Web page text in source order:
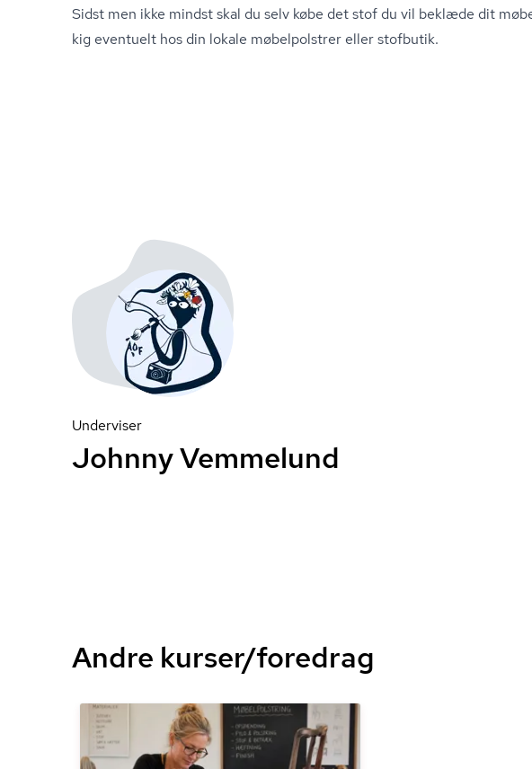
Sidst men ikke mindst skal du selv købe det stof du vil beklæde dit
kig eventuelt hos din lokale møbelpolstrer eller stofbutik.
Underviser
Johnny Vemmelund
Andre kurser/foredrag